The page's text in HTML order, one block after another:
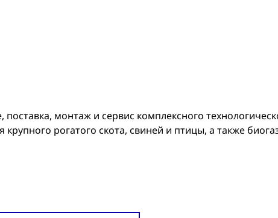
монтаж и сервис комплексного
рогатого скота, свиней и птицы, а также